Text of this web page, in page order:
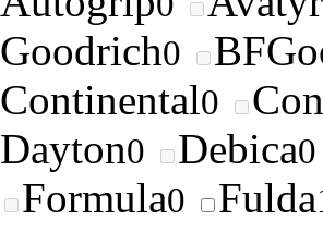
Goodrich0
Continental0
Dayton0 Debica0
Formula0 Fulda